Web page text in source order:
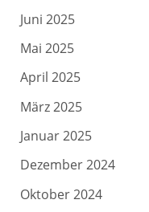
Juni 2025
Mai 2025
April 2025
März 2025
Januar 2025
Dezember 2024
Oktober 2024